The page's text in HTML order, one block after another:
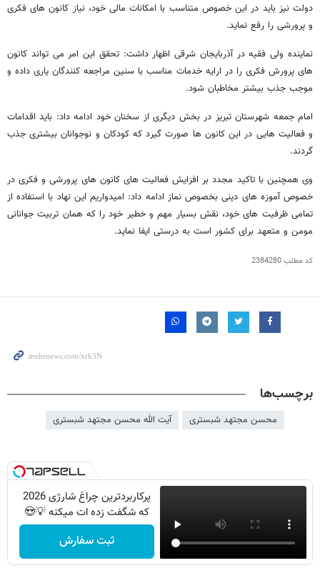
دولت نیز باید در این خصوص متناسب با امکانات مالی خود، نیاز کانون های فکری
و پرورشی را رفع نماید.
نماینده ولی فقیه در آذربایجان شرقی اظهار داشت: تحقق این امر می تواند کانون
های پرورش فکری را در ارایه خدمات مناسب با سنین مراجعه کنندگان یاری داده و
موجب جذب بیشتر مخاطبان شود.
امام جمعه شهرستان تبریز در بخش دیگری از سخنان خود ادامه داد: باید اقدامات
و فعالیت هایی در این کانون ها صورت گیرد که کودکان و نوجوانان بیشتری جذب
گردند.
وی همچنین با تاکید مجدد بر افزایش فعالیت های کانون های پرورشی و فکری در
خصوص آموزه های دینی بخصوص نماز ادامه داد: امیدواریم این نهاد با استفاده از
تمامی ظرفیت های خود، نقش بسیار مهم و خطیر خود را که همان تربیت جوانانی
مومن و متعهد برای کشور است به درستی ایفا نماید.
کد مطلب2384280
برچسب‌ها
محسن مجتهد شبستری آیت الله محسن مجتهد شبستری
پرکاربردترین چراغ شارژی 2026
که شگفت زده ات میکنه 💡😍
ثبت سفارش